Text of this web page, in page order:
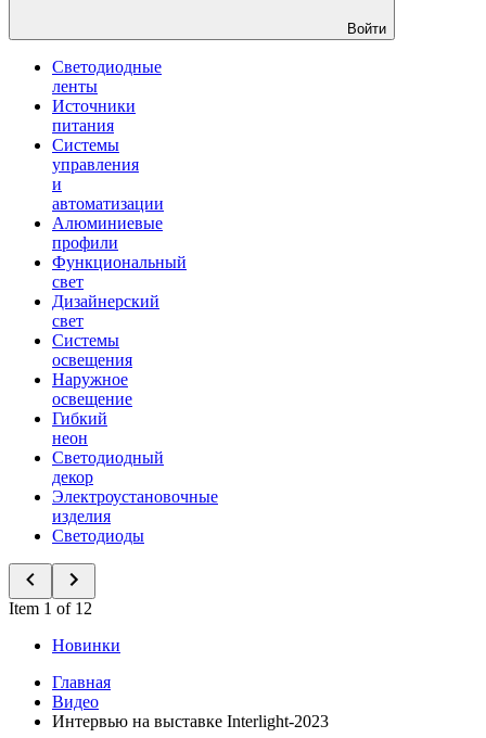
Войти
Светодиодные
ленты
Источники
питания
Системы
управления
и
автоматизации
Алюминиевые
профили
Функциональный
свет
Дизайнерский
свет
Системы
освещения
Наружное
освещение
Гибкий
неон
Светодиодный
декор
Электроустановочные
изделия
Светодиоды
Item 1 of 12
Новинки
Главная
Видео
Интервью на выставке Interlight-2023